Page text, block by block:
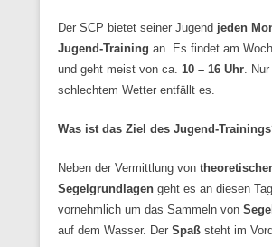
Der SCP bietet seiner Jugend jeden
Jugend-Training an. Es findet am
und geht meist von ca. 10 – 16 Uhr .
schlechtem Wetter entfällt es.
Was ist das Ziel des Jugend-
Neben der Vermittlung von
Segelgrundlagen geht es an diesen
vornehmlich um das Sammeln von
auf dem Wasser. Der Spaß steht im